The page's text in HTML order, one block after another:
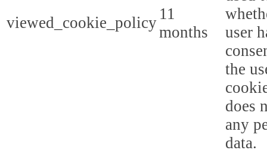
viewed_cookie_policy 11
months
user
the
does
any
data.